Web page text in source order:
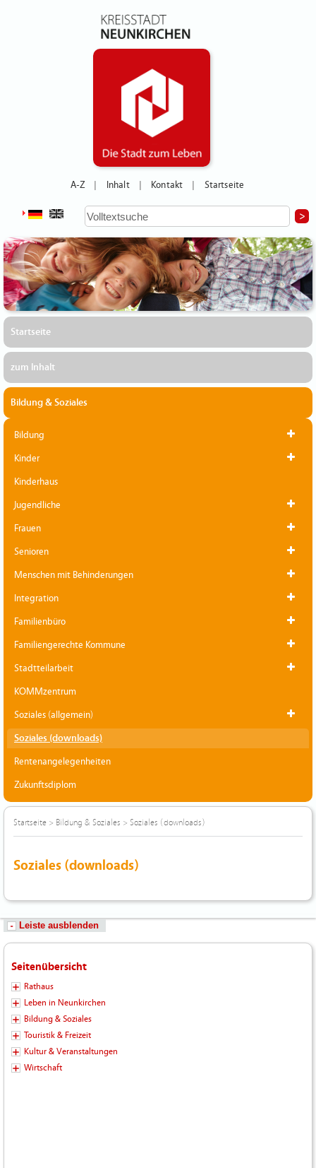
A-Z Inhalt Kontakt Startseite
Startseite
zum Inhalt
Bildung & Soziales
Bildung
Kinder
Kinderhaus
Jugendliche
Frauen
Senioren
Menschen mit Behinderungen
Integration
Familienbüro
Familiengerechte Kommune
Stadtteilarbeit
KOMMzentrum
Soziales (allgemein)
Soziales (downloads)
Rentenangelegenheiten
Zukunftsdiplom
Startseite > Bildung & Soziales > Soziales (downloads)
Soziales (downloads)
Leiste ausblenden
Seitenübersicht
Rathaus
Leben in Neunkirchen
Bildung & Soziales
Touristik & Freizeit
Kultur & Veranstaltungen
Wirtschaft